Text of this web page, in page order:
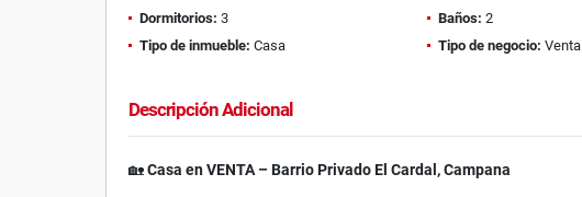
Dormitorios: 3 Baños: 2
Tipo de inmueble: Casa Tipo de negocio: Venta
Descripción Adicional
🏡Casa en VENTA – Barrio Privado El Cardal, Campana